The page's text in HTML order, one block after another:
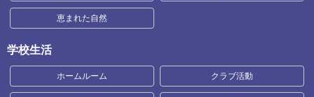
恵まれた自然
学校生活
ホームルーム クラブ活動